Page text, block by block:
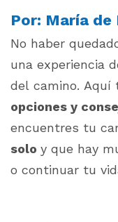
Por: María de
No haber
una experiencia
del camino. Aquí
opciones y
encuentres tu
solo y que hay
o continuar tu